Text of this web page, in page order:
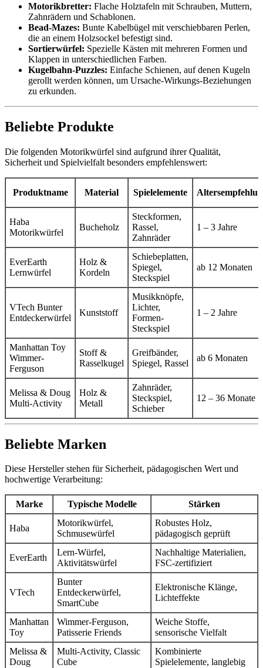
Motorikbretter: Flache Holztafeln mit Schrauben, Muttern,
Zahnrädern und Schablonen.
Bead-Mazes: Bunte Kabelbügel mit verschiebbaren Perlen,
die an einem Holzsockel befestigt sind.
Sortierwürfel: Spezielle Kästen mit mehreren Formen und
Klappen in unterschiedlichen Farben.
Kugelbahn-Puzzles: Einfache Schienen, auf denen Kugeln
gerollt werden können, um Ursache-Wirkungs-Beziehungen
zu erkunden.
Beliebte Produkte
Die folgenden Motorikwürfel sind aufgrund ihrer Qualität,
Sicherheit und Spielvielfalt besonders empfehlenswert:
Produktname Material Spielelemente
Haba
Motorikwürfel
Bucheholz
Steckformen,
Rassel,
Zahnräder
1 – 3 Jahre
EverEarth
Lernwürfel
Holz &
Kordeln
Schiebeplatten,
Spiegel,
Steckspiel
ab 12 Monaten
VTech Bunter
Entdeckerwürfel
Kunststoff
Musikknöpfe,
Lichter,
Formen-
Steckspiel
1 – 2 Jahre
Manhattan Toy
Wimmer-
Ferguson
Stoff &
Rasselkugel
Greifbänder,
Spiegel, Rassel
ab 6 Monaten
Melissa & Doug
Multi-Activity
Holz &
Metall
Zahnräder,
Steckspiel,
Schieber
12 – 36 Monate
Beliebte Marken
Diese Hersteller stehen für Sicherheit, pädagogischen Wert und
hochwertige Verarbeitung:
Marke Typische Modelle Stärken
Haba
Motorikwürfel,
Schmusewürfel
Robustes Holz,
pädagogisch geprüft
EverEarth
Lern-Würfel,
Aktivitätswürfel
Nachhaltige Materialien,
FSC‑zertifiziert
VTech
Bunter
Entdeckerwürfel,
SmartCube
Elektronische Klänge,
Lichteffekte
Manhattan
Toy
Wimmer-Ferguson,
Patisserie Friends
Weiche Stoffe,
sensorische Vielfalt
Melissa &
Doug
Multi-Activity, Classic
Cube
Kombinierte
Spielelemente, langlebig